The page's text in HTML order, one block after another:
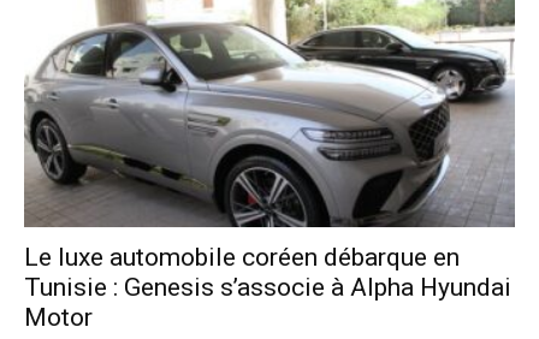
Le luxe automobile coréen débarque en
Tunisie : Genesis s’associe à Alpha Hyundai
Motor